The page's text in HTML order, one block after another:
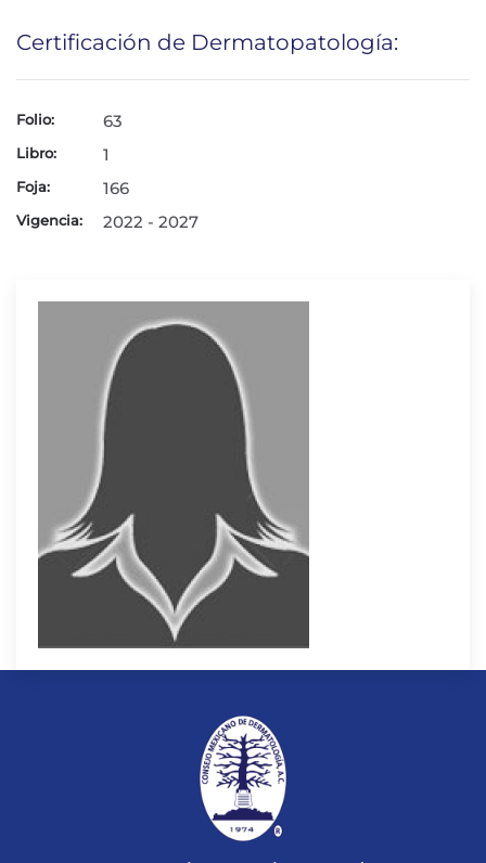
Certificación de Dermatopatología:
Folio: 63
Libro: 1
Foja: 166
Vigencia: 2022 - 2027